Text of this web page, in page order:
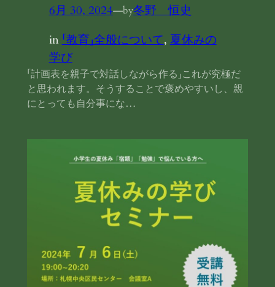
6月 30, 2024—by冬野 恒史
in 「教育」全般について, 夏休みの
学び
「計画表を親子で対話しながら作る」これが究極だ
と思われます。そうすることで褒めやすいし、親
にとっても自分事にな…